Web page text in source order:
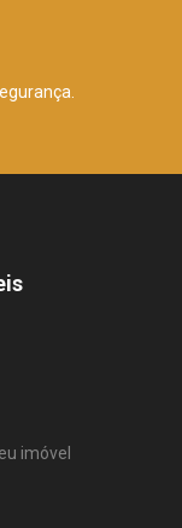
imóvel